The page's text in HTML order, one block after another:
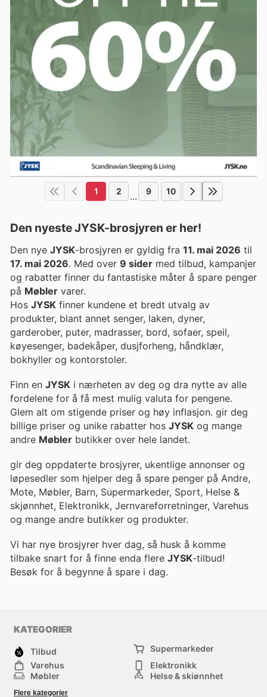
1 2 ... 9 10
Den nyeste JYSK-brosjyren er her!
Den nye JYSK-brosjyren er gyldig fra 11. mai 2026 til
17. mai 2026. Med over 9 sider med tilbud, kampanjer
og rabatter finner du fantastiske måter å spare penger
på Møbler varer.
Hos JYSK finner kundene et bredt utvalg av
produkter, blant annet senger, laken, dyner,
garderober, puter, madrasser, bord, sofaer, speil,
køyesenger, badekåper, dusjforheng, håndklær,
bokhyller og kontorstoler.
Finn en JYSK i nærheten av deg og dra nytte av alle
fordelene for å få mest mulig valuta for pengene.
Glem alt om stigende priser og høy inflasjon. gir deg
billige priser og unike rabatter hos JYSK og mange
andre Møbler butikker over hele landet.
gir deg oppdaterte brosjyrer, ukentlige annonser og
løpesedler som hjelper deg å spare penger på Andre,
Mote, Møbler, Barn, Supermarkeder, Sport, Helse &
skjønnhet, Elektronikk, Jernvareforretninger, Varehus
og mange andre butikker og produkter.
Vi har nye brosjyrer hver dag, så husk å komme
tilbake snart for å finne enda flere JYSK-tilbud!
Besøk for å begynne å spare i dag.
KATEGORIER
Tilbud
Supermarkeder
Varehus
Elektronikk
Møbler
Helse & skjønnhet
Flere kategorier